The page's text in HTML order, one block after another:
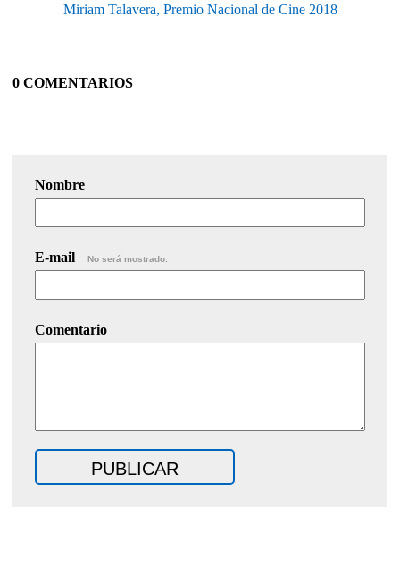
Miriam Talavera, Premio Nacional de Cine 2018
0 COMENTARIOS
Nombre
E-mail No será mostrado.
Comentario